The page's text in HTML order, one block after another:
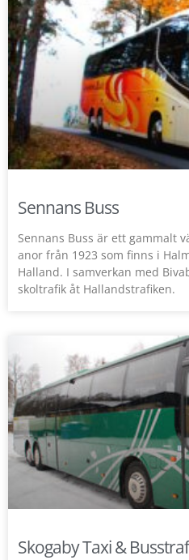
Sennans Buss
Sennans Buss är ett gammalt
anor från 1923 som finns i
Halland. I samverkan med
skoltrafik åt Hallandstrafiken.
Skogaby Taxi &